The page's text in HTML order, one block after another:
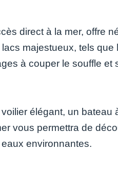
direct à la mer, offre
majestueux, tels
à couper le souffle et
élégant, un bateau
vous permettra de
environnantes.